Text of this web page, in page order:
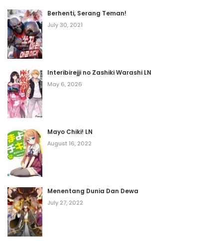
Berhenti, Serang Teman!
July 30, 2021
Interibirejji no Zashiki Warashi LN
May 6, 2026
Mayo Chiki! LN
August 16, 2022
Menentang Dunia Dan Dewa
July 27, 2022